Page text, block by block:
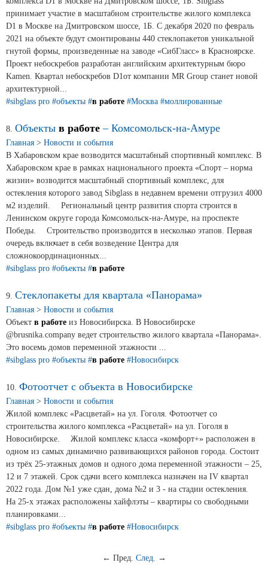
принимает участие в масштабном строительстве жилого комплекса
D1 в Москве на Дмитровском шоссе, 1Б. С декабря 2020 по февраль
2021 на объекте будут смонтированы 440 стеклопакетов уникальной
гнутой формы, произведенные на заводе «СибГласс» в Красноярске.
Проект небоскребов разработан английским архитектурным бюро
Kamen. Квартал небоскребов D1от компании MR Group станет новой
архитектурной...
#sibglass pro #объекты #в работе #Москва #моллированные
8. Объекты в работе – Комсомольск-на-Амуре
Главная > Новости и события
В Хабаровском крае возводится масштабный спортивный комплекс. В
Хабаровском крае в рамках национального проекта «Спорт – норма
жизни» возводится масштабный спортивный комплекс, для
остекления которого завод Sibglass в недавнем времени отгрузил 4000
м2 изделий. ⠀ Региональный центр развития спорта строится в
Ленинском округе города Комсомольск-на-Амуре, на проспекте
Победы. ⠀ Строительство производится в несколько этапов. Первая
очередь включает в себя возведение Центра для
сложнокоординационных...
#sibglass pro #объекты #в работе
9. Стеклопакеты для квартала «Панорама»
Главная > Новости и события
Объект в работе из Новосибирска. В Новосибирске
@brusnika.company ведет строительство жилого квартала «Панорама».
Это восемь домов переменной этажности ...
#sibglass pro #объекты #в работе #Новосибирск
10. Фотоотчет с объекта в Новосибирске
Главная > Новости и события
Жилой комплекс «Расцветай» на ул. Гоголя. Фотоотчет со
строительства жилого комплекса «Расцветай» на ул. Гоголя в
Новосибирске. ⠀ Жилой комплекс класса «комфорт+» расположен в
одном из самых динамично развивающихся районов города. Состоит
из трёх 25-этажных домов и одного дома переменной этажности – 25,
12 и 7 этажей. Срок сдачи всего комплекса назначен на IV квартал
2022 года. Дом №1 уже сдан, дома №2 и 3 - на стадии остекления. ⠀
На 25-х этажах расположены хайфлэты – квартиры со свободными
планировками...
#sibglass pro #объекты #в работе #Новосибирск
← Пред. След. →